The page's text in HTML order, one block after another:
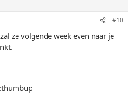
#10
ze volgende week even naar je